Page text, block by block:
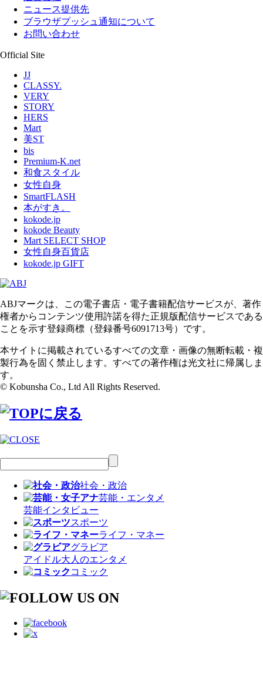
ニュース提供先
ブラウザプッシュ通知について
お問い合わせ
Official Site
JJ
CLASSY.
VERY
STORY
HERS
Mart
美ST
bis
Premium-K.net
和食スタイル
女性自身
SmartFLASH
本がすき。
kokode.jp
kokode Beauty
Mart SELECT SHOP
女性自身百貨店
kokode.jp GIFT
ABJマークは、この電子書店・電子書籍配信サービスが、著作
権者からコンテンツ使用許諾を得た正規版配信サービスである
ことを示す登録商標（登録番号6091713号）です。
本サイトに掲載されているすべての文章・画像の無断転載・複
製行為を固く禁止します。すべての著作権は光文社に帰属しま
す。
© Kobunsha Co., Ltd All Rights Reserved.
社会・政治
芸能・エンタメ
芸能インタビュー
スポーツ
ライフ・マネー
グラビア
アイドル大人のエンタメ
コミック